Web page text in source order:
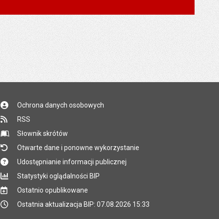
Ochrona danych osobowych
RSS
Słownik skrótów
Otwarte dane i ponowne wykorzystanie
Udostępnianie informacji publicznej
Statystyki oglądalności BIP
Ostatnio opublikowane
Ostatnia aktualizacja BIP: 07.08.2026 15:33